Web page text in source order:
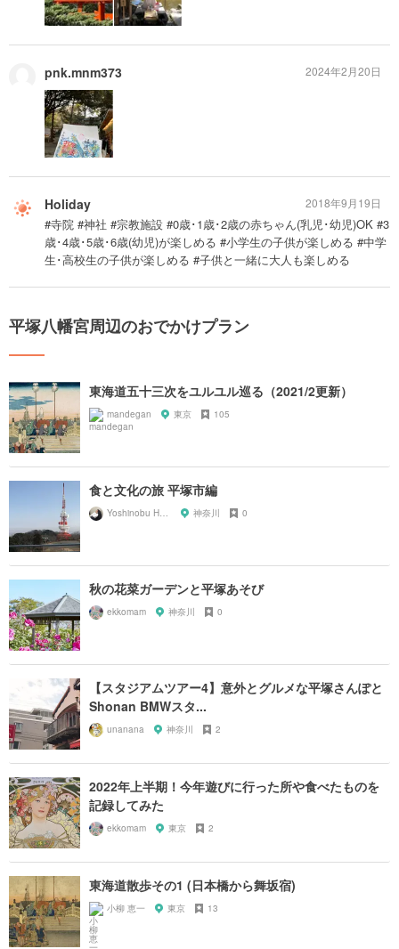
pnk.mnm373 2024年2月20日
Holiday
#寺院 #神社 #宗教施設 #0歳･1歳･2歳の赤ちゃん(乳児･幼児)OK #3
歳･4歳･5歳･6歳(幼児)が楽しめる #小学生の子供が楽しめる #中学
生･高校生の子供が楽しめる #子供と一緒に大人も楽しめる
2018年9月19日
平塚八幡宮周辺のおでかけプラン
東海道五十三次をユルユル巡る（2021/2更新）
mandegan 東京 105
食と文化の旅 平塚市編
Yoshinobu Hara 神奈川 0
秋の花菜ガーデンと平塚あそび
ekkomam 神奈川 0
【スタジアムツアー4】意外とグルメな平塚さんぽと
Shonan BMWスタ...
unanana 神奈川 2
2022年上半期！今年遊びに行った所や食べたものを
記録してみた
ekkomam 東京 2
東海道散歩その1 (日本橋から舞坂宿)
小柳 恵一 東京 13